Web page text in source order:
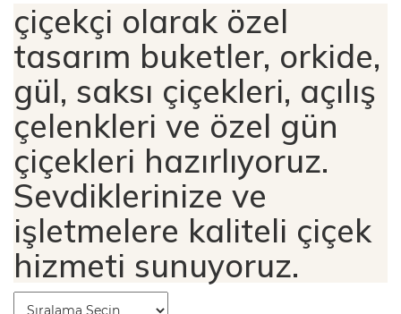
çiçekçi olarak özel
tasarım buketler, orkide,
gül, saksı çiçekleri, açılış
çelenkleri ve özel gün
çiçekleri hazırlıyoruz.
Sevdiklerinize ve
işletmelere kaliteli çiçek
hizmeti sunuyoruz.